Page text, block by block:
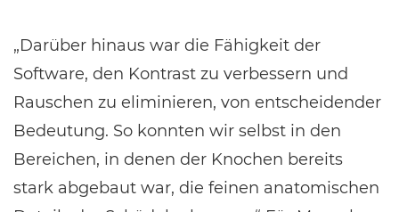
„Darüber hinaus war die Fähigkeit der
Software, den Kontrast zu verbessern und
Rauschen zu eliminieren, von entscheidender
Bedeutung. So konnten wir selbst in den
Bereichen, in denen der Knochen bereits
stark abgebaut war, die feinen anatomischen